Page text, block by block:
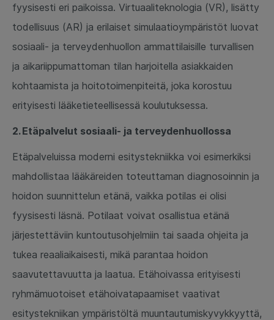
fyysisesti eri paikoissa. Virtuaaliteknologia (VR), lisätty
todellisuus (AR) ja erilaiset simulaatioympäristöt luovat
sosiaali- ja terveydenhuollon ammattilaisille turvallisen
ja aikariippumattoman tilan harjoitella asiakkaiden
kohtaamista ja hoitotoimenpiteitä, joka korostuu
erityisesti lääketieteellisessä koulutuksessa.
2. Etäpalvelut sosiaali- ja terveydenhuollossa
Etäpalveluissa moderni esitystekniikka voi esimerkiksi
mahdollistaa lääkäreiden toteuttaman diagnosoinnin ja
hoidon suunnittelun etänä, vaikka potilas ei olisi
fyysisesti läsnä. Potilaat voivat osallistua etänä
järjestettäviin kuntoutusohjelmiin tai saada ohjeita ja
tukea reaaliaikaisesti, mikä parantaa hoidon
saavutettavuutta ja laatua. Etähoivassa erityisesti
ryhmämuotoiset etähoivatapaamiset vaativat
esitystekniikan ympäristöltä muuntautumiskyvykkyyttä,